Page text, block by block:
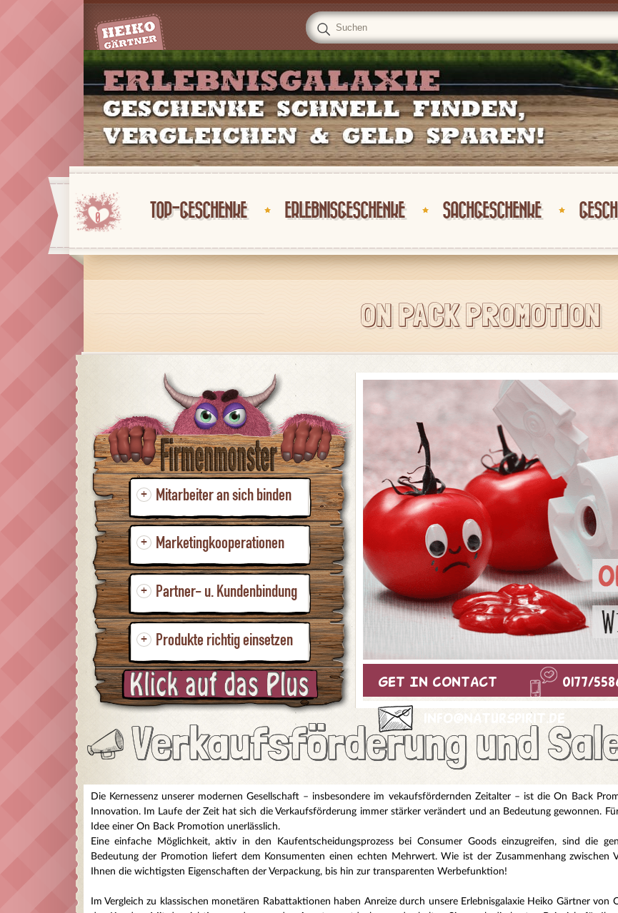
0 TOP-GESCHENKE ERLEBNISGESCHENKE SACHGESCHENKE
ON PACK PROMOTION
+ Mitarbeiter an sich binden
+ Marketingkooperationen
+ Partner- u. Kundenbindung
+ Produkte richtig einsetzen
Get In Contact 0177/
info@naturspirit.de
Verkaufsförderung und
Die Kernessenz unserer modernen Gesellschaft – insbesondere im vekaufsfördernden Zeitalter – ist die On Back
Innovation. Im Laufe der Zeit hat sich die Verkaufsförderung immer stärker verändert und an Bedeutung gewonnen.
Idee einer On Back Promotion unerlässlich.
Eine einfache Möglichkeit, aktiv in den Kaufentscheidungsprozess bei Consumer Goods einzugreifen, sind die
Bedeutung der Promotion liefert dem Konsumenten einen echten Mehrwert. Wie ist der Zusammenhang zwischen
Ihnen die wichtigsten Eigenschaften der Verpackung, bis hin zur transparenten Werbefunktion!
Im Vergleich zu klassischen monetären Rabattaktionen haben Anreize durch unsere Erlebnisgalaxie Heiko Gärtner